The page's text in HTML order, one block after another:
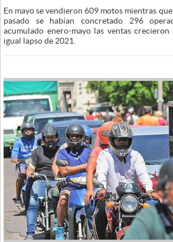
En mayo se vendieron 609 motos mientras
pasado se habían concretado 296
acumulado enero-mayo las ventas
igual lapso de 2021.